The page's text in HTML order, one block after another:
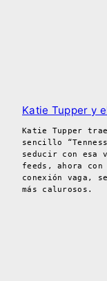
Katie Tupper y
Katie Tupper
sencillo
seducir con esa
feeds, ahora
conexión vaga,
más calurosos.